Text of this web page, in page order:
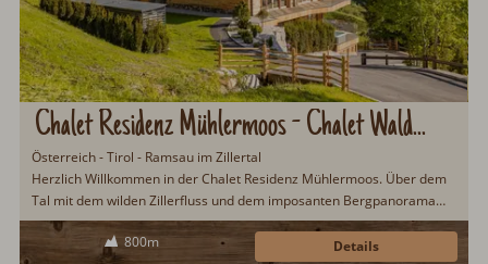
Chalet Residenz Mühlermoos - Chalet Waldbühne
Österreich - Tirol - Ramsau im Zillertal
Herzlich Willkommen in der Chalet Residenz Mühlermoos. Über dem
Tal mit dem wilden Zillerfluss und dem imposanten Bergpanorama
fügt sich das Bauwerk harmonisch zwischen Blumenwiesen und Wald
in die ruhige Naturlandschaft ein.
800m Details